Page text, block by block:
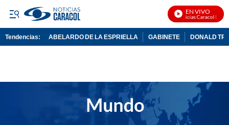
EN VIVO
Noticias Caracol En Vivo
Tendencias: ABELARDO DE LA ESPRIELLA GABINETE DONALD